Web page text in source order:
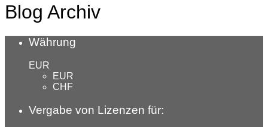
Blog Archiv
Währung
EUR
EUR
CHF
Vergabe von Lizenzen für: